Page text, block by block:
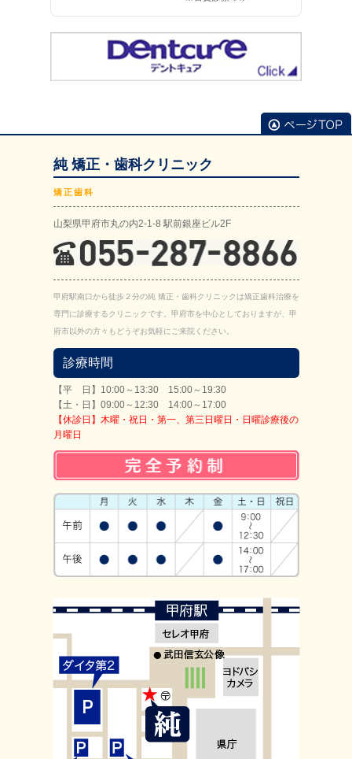
純 矯正・歯科クリニック
矯正歯科
山梨県甲府市丸の内2-1-8 駅前銀座ビル2F
甲府駅南口から徒歩２分の純 矯正・歯科クリニックは矯正歯科治療を
専門に診療するクリニックです。甲府市を中心としておりますが、甲
府市以外の方々もどうぞお気軽にご来院ください。
診療時間
【平 日】10:00～13:30 15:00～19:30
【土・日】09:00～12:30 14:00～17:00
【休診日】木曜・祝日・第一、第三日曜日・日曜診療後の
月曜日